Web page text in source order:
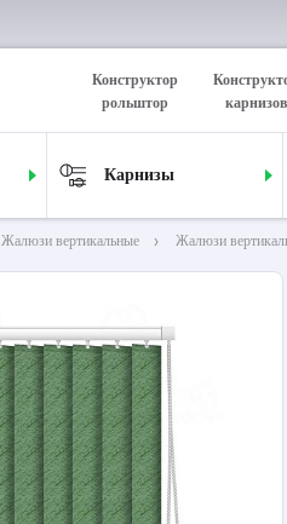
Конструктор
рольштор
карнизов
Карнизы
Жалюзи вертикальные Жалюзи